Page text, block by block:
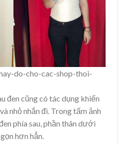
do-cho-cac-shop-thoi-
đen cũng có tác dụng khiến
nhỏ nhắn đi. Trong tấm ảnh
phía sau, phần thân dưới
hơn hẳn.